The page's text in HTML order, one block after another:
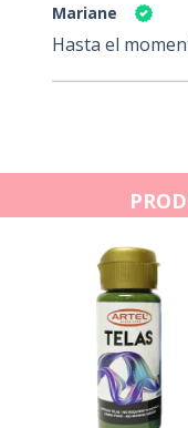
Mariane
Hasta el